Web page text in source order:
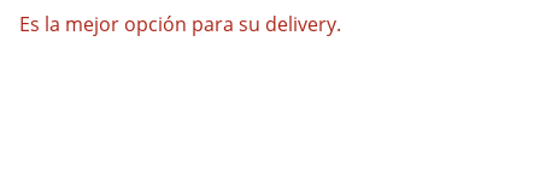
Es la mejor opción para su delivery.